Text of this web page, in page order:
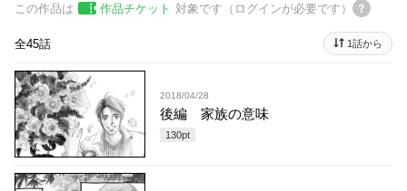
この作品は 作品チケット 対象です（ログインが必要です）
全45話 1話から
2018/04/28
後編 家族の意味
130pt